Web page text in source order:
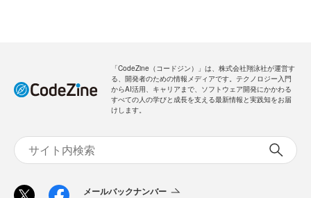
「CodeZine（コードジン）」は、株式会社翔泳社が運営す
る、開発者のための情報メディアです。テクノロジー入門
からAI活用、キャリアまで、ソフトウェア開発にかかわる
すべての人の学びと成長を支える最新情報と実践知をお届
けします。
メールバックナンバー